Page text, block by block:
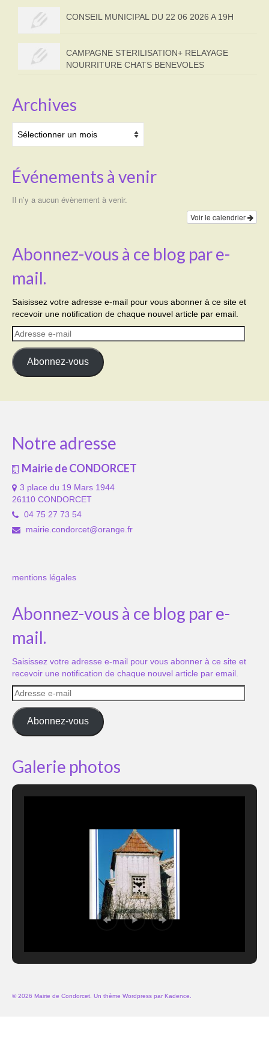
CONSEIL MUNICIPAL DU 22 06 2026 A 19H
CAMPAGNE STERILISATION+ RELAYAGE
NOURRITURE CHATS BENEVOLES
Archives
Événements à venir
Il n’y a aucun évènement à venir.
Voir le calendrier
Abonnez-vous à ce blog par e-
mail.
Saisissez votre adresse e-mail pour vous abonner à ce site et
recevoir une notification de chaque nouvel article par email.
Adresse
e-
mail
Abonnez-vous
Notre adresse
Mairie de CONDORCET
3 place du 19 Mars 1944
26110 CONDORCET
04 75 27 73 54
mairie.condorcet@orange.fr
mentions légales
Abonnez-vous à ce blog par e-
mail.
Saisissez votre adresse e-mail pour vous abonner à ce site et
recevoir une notification de chaque nouvel article par email.
Adresse
e-
mail
Abonnez-vous
Galerie photos
© 2026 Mairie de Condorcet. Un thème Wordpress par Kadence.